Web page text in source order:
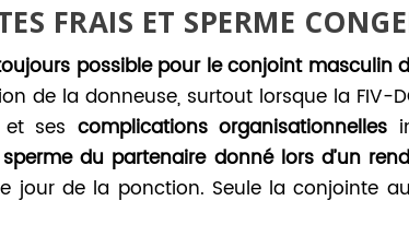
FRAIS ET SPERME
possible pour le conjoint masculin
de la donneuse, surtout lorsque la FIV-
ses complications organisationnelles
du partenaire donné lors d’un
jour de la ponction. Seule la conjointe